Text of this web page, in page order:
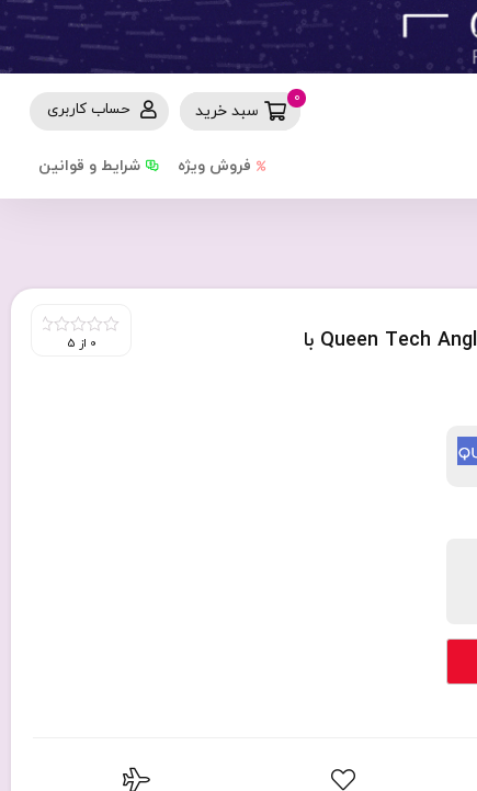
حساب کاربری سبد خرید
0
شرایط و قوانین فروش ویژه
فلش مموری 16 گیگابایت کویین تک مدل Queen Tech Angle با
0 از 5